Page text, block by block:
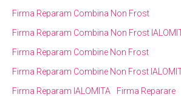
Firma Reparam Combina Non Frost
Firma Reparam Combina Non Frost
Firma Reparam Combine Non Frost
Firma Reparam Combine Non Frost
Firma Reparam IALOMITA
Firma Reparare